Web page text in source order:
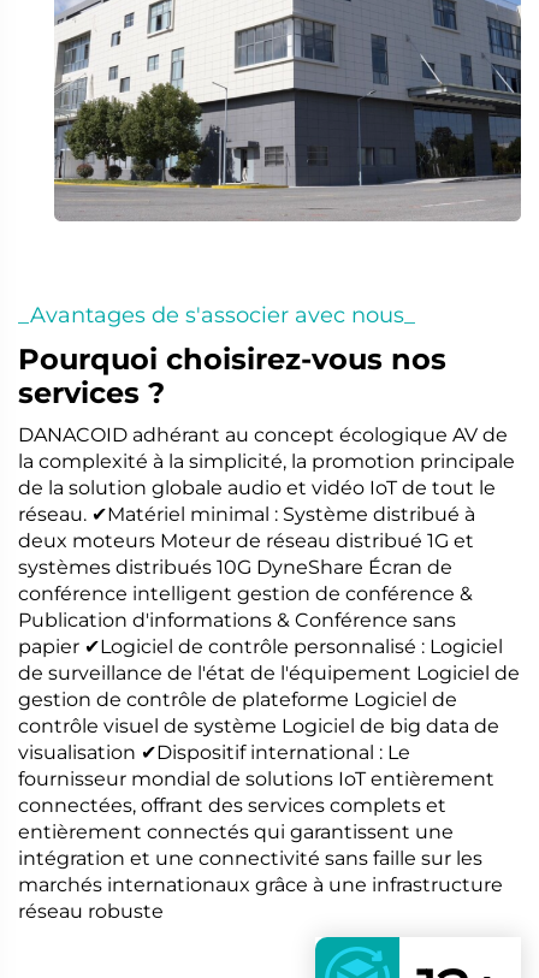
_Avantages de s'associer avec nous_
Pourquoi choisirez-vous nos
services ?
DANACOID adhérant au concept écologique AV de
la complexité à la simplicité, la promotion principale
de la solution globale audio et vidéo IoT de tout le
réseau. ✔Matériel minimal : Système distribué à
deux moteurs Moteur de réseau distribué 1G et
systèmes distribués 10G DyneShare Écran de
conférence intelligent gestion de conférence &
Publication d'informations & Conférence sans
papier ✔Logiciel de contrôle personnalisé : Logiciel
de surveillance de l'état de l'équipement Logiciel de
gestion de contrôle de plateforme Logiciel de
contrôle visuel de système Logiciel de big data de
visualisation ✔Dispositif international : Le
fournisseur mondial de solutions IoT entièrement
connectées, offrant des services complets et
entièrement connectés qui garantissent une
intégration et une connectivité sans faille sur les
marchés internationaux grâce à une infrastructure
réseau robuste